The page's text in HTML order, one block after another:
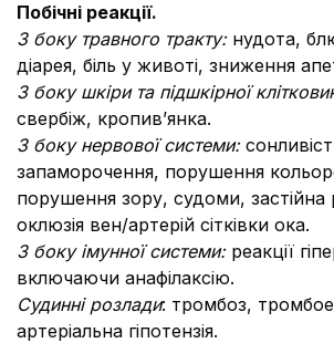
Побічні реакції.
З боку травного тракту: нудота,
діарея, біль у животі, зниження
З боку шкіри та підшкірної
свербіж, кропив’янка.
З боку нервової системи:
запаморочення, порушення
порушення зору, судоми, застійна
оклюзія вен/артерій сітківки ока.
З боку імунної системи: реакції
включаючи анафілаксію.
Судинні розлади: тромбоз,
артеріальна гіпотензія.